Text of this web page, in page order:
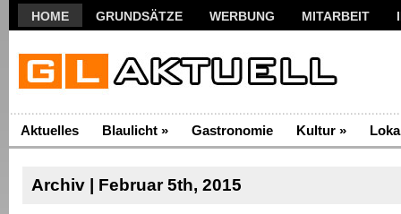
HOME GRUNDSÄTZE WERBUNG MITARBEIT
Aktuelles Blaulicht » Gastronomie Kultur »
Archiv | Februar 5th, 2015